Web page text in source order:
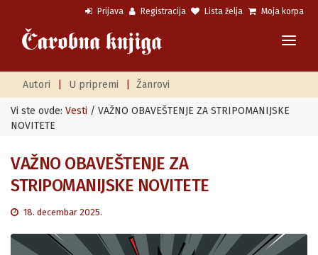
Prijava Registracija Lista želja Moja korpa
Autori U pripremi Žanrovi
Vi ste ovde: Vesti / VAŽNO OBAVEŠTENJE ZA STRIPOMANIJSKE
NOVITETE
VAŽNO OBAVEŠTENJE ZA
STRIPOMANIJSKE NOVITETE
18. decembar 2025.